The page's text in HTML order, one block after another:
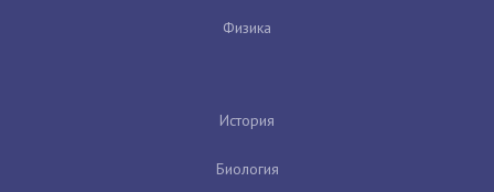
Физика
История
Биология